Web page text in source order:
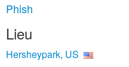
Phish
Lieu
Hersheypark, US